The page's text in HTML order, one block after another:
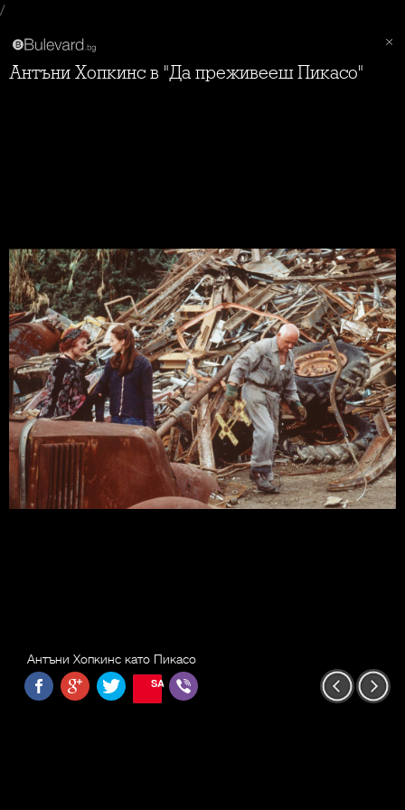
/
Антъни Хопкинс в "Да преживееш Пикасо"
Антъни Хопкинс като Пикасо
SAVE